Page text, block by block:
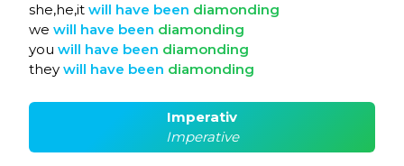
she,he,it will have been diamonding
we will have been diamonding
you will have been diamonding
they will have been diamonding
Imperativ
Imperative